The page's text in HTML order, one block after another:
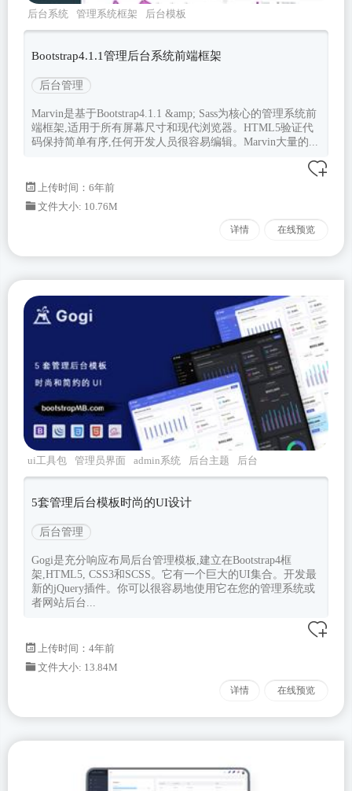
后台系统 管理系统框架
后台模板
bootstrap4
Marvin
Bootstrap4.1.1管理后台系统前端框架
后台管理
Marvin是基于Bootstrap4.1.1 &amp; Sass为核心的管理系统前
端框架,适用于所有屏幕尺寸和现代浏览器。HTML5验证代
码保持简单有序,任何开发人员很容易编辑。Marvin大量的...
上传时间：6年前
文件大小: 10.76M
详情 在线预览
ui工具包 管理员界面 admin系统 后台主题
后台
管理
5套管理后台模板时尚的UI设计
后台管理
Gogi是充分响应布局后台管理模板,建立在Bootstrap4框
架,HTML5, CSS3和SCSS。它有一个巨大的UI集合。开发最
新的jQuery插件。你可以很容易地使用它在您的管理系统或
者网站后台...
上传时间：4年前
文件大小: 13.84M
详情 在线预览